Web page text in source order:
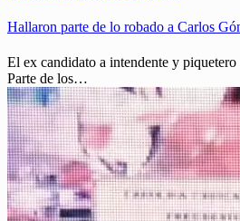
Hallaron parte de lo robado a Carlos
El ex candidato a intendente y
Parte de los…